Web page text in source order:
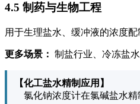
4.5 制药与生物工程
用于生理盐水、缓冲液的浓度
更多场景： 制盐行业、冷冻盐
【化工盐水精制应用】
氯化钠浓度计在氯碱盐水精